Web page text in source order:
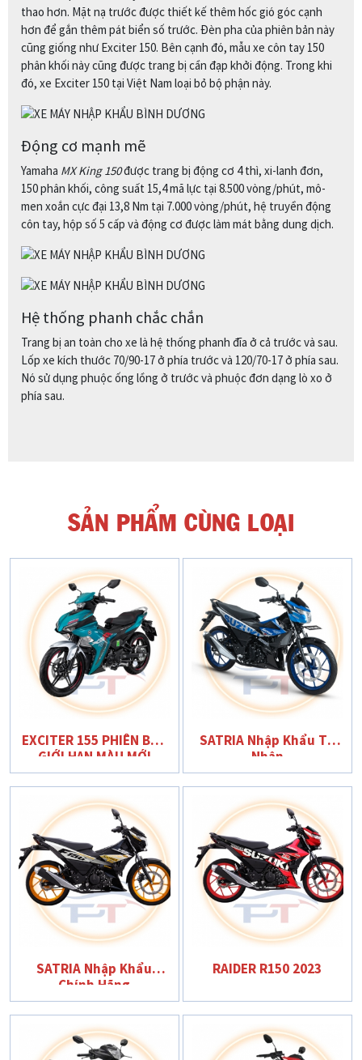
thao hơn. Mặt nạ trước được thiết kế thêm hốc gió góc cạnh
hơn để gắn thêm pát biển số trước. Đèn pha của phiên bản này
cũng giống như Exciter 150. Bên cạnh đó, mẫu xe côn tay 150
phân khối này cũng được trang bị cần đạp khởi động. Trong khi
đó, xe Exciter 150 tại Việt Nam loại bỏ bộ phận này.
Động cơ mạnh mẽ
Yamaha MX King 150được trang bị động cơ 4 thì, xi-lanh đơn,
150 phân khối, công suất 15,4 mã lực tại 8.500 vòng/phút, mô-
men xoắn cực đại 13,8 Nm tại 7.000 vòng/phút, hệ truyền động
côn tay, hộp số 5 cấp và động cơ được làm mát bằng dung dịch.
Hệ thống phanh chắc chắn
Trang bị an toàn cho xe là hệ thống phanh đĩa ở cả trước và sau.
Lốp xe kích thước 70/90-17 ở phía trước và 120/70-17 ở phía sau.
Nó sử dụng phuộc ống lồng ở trước và phuộc đơn dạng lò xo ở
phía sau.
SẢN PHẨM CÙNG LOẠI
EXCITER 155 PHIÊN BẢN
GIỚI HẠN MÀU MỚI
SATRIA Nhập Khẩu Tư
Nhân
SATRIA Nhập Khẩu
Chính Hãng
RAIDER R150 2023